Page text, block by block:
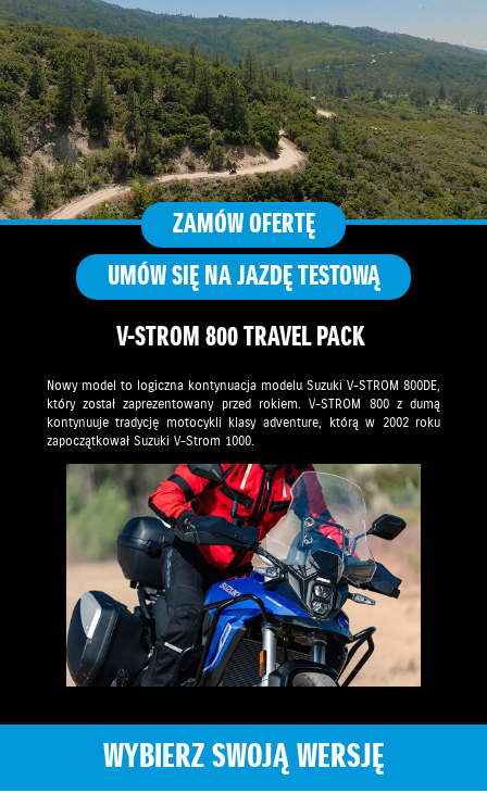
ZAMÓW OFERTĘ
UMÓW SIĘ NA JAZDĘ TESTOWĄ
V-STROM 800 TRAVEL PACK
Nowy model to logiczna kontynuacja modelu Suzuki V-STROM 800DE,
który został zaprezentowany przed rokiem. V-STROM 800 z dumą
kontynuuje tradycję motocykli klasy adventure, którą w 2002 roku
zapoczątkował Suzuki V-Strom 1000.
WYBIERZ SWOJĄ WERSJĘ